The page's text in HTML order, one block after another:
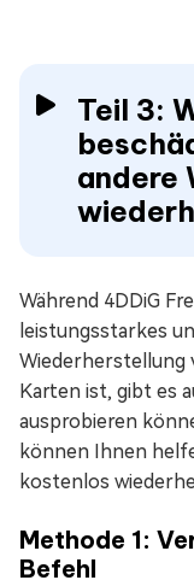
Teil 3:
andere
Während 4DDiG
leistungsstarkes
Wiederherstellung
Karten ist, gibt es
ausprobieren
können Ihnen
kostenlos
Methode 1:
Befehl